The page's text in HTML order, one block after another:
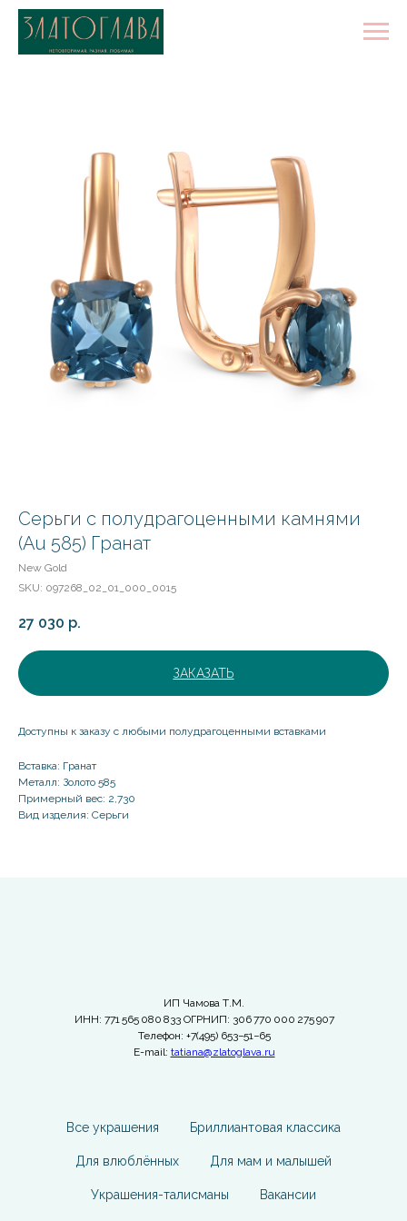
Серьги с полудрагоценными камнями
(Au 585) Гранат
New Gold
SKU: 097268_02_01_000_0015
27 030 р.
ЗАКАЗАТЬ
Доступны к заказу с любыми полудрагоценными вставками
Вставка: Гранат
Металл: Золото 585
Примерный вес: 2,730
Вид изделия: Серьги
ИП Чамова Т.М.
ИНН: 771 565 080 833 ОГРНИП: 306 770 000 275 907
Телефон: +7(495) 653−51−65
E-mail: tatiana@zlatoglava.ru
Все украшения Бриллиантовая классика
Для влюблённых Для мам и малышей
Украшения-талисманы Вакансии